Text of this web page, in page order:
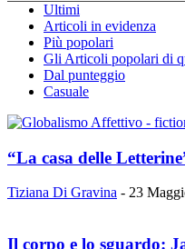
Ultimi
Articoli in evidenza
Più popolari
Gli Articoli popolari di
Dal punteggio
Casuale
“La casa delle
Tiziana Di Gravina - 23
Il corpo e lo sguardo: